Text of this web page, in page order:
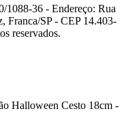
1088-36 - Endereço: Rua
Franca/SP - CEP 14.403-
reservados.
Halloween Cesto 18cm -